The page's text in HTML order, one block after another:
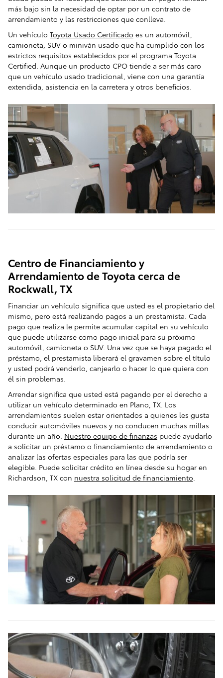
más bajo sin la necesidad de optar por un contrato de
arrendamiento y las restricciones que conlleva.
Un vehículo Toyota Usado Certificado es un automóvil,
camioneta, SUV o miniván usado que ha cumplido con los
estrictos requisitos establecidos por el programa Toyota
Certified. Aunque un producto CPO tiende a ser más caro
que un vehículo usado tradicional, viene con una garantía
extendida, asistencia en la carretera y otros beneficios.
Centro de Financiamiento y
Arrendamiento de Toyota cerca de
Rockwall, TX
Financiar un vehículo significa que usted es el propietario del
mismo, pero está realizando pagos a un prestamista. Cada
pago que realiza le permite acumular capital en su vehículo
que puede utilizarse como pago inicial para su próximo
automóvil, camioneta o SUV. Una vez que se haya pagado el
préstamo, el prestamista liberará el gravamen sobre el título
y usted podrá venderlo, canjearlo o hacer lo que quiera con
él sin problemas.
Arrendar significa que usted está pagando por el derecho a
utilizar un vehículo determinado en Plano, TX. Los
arrendamientos suelen estar orientados a quienes les gusta
conducir automóviles nuevos y no conducen muchas millas
durante un año. Nuestro equipo de finanzas puede ayudarlo
a solicitar un préstamo o financiamiento de arrendamiento o
analizar las ofertas especiales para las que podría ser
elegible. Puede solicitar crédito en línea desde su hogar en
Richardson, TX con nuestra solicitud de financiamiento